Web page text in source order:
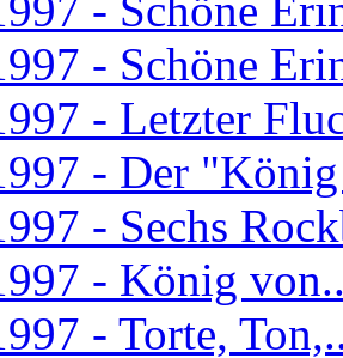
- Schöne
- Letzter
- Der
- Sechs
- König
- Torte,